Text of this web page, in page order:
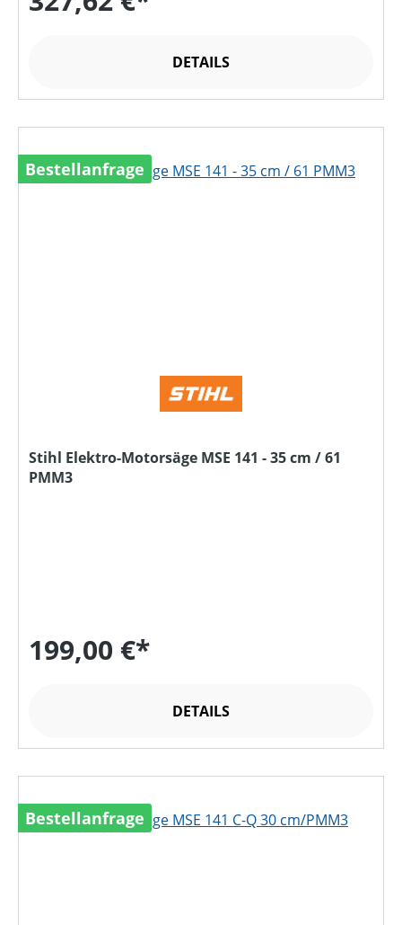
DETAILS
Bestellanfrage
Stihl Elektro-Motorsäge MSE 141 - 35 cm / 61
PMM3
199,00 €*
DETAILS
Bestellanfrage